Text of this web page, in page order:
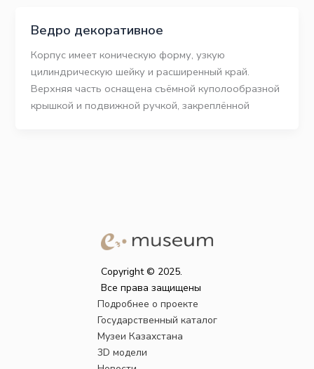
Ведро декоративное
Корпус имеет коническую форму, узкую
цилиндрическую шейку и расширенный край.
Верхняя часть оснащена съёмной куполообразной
крышкой и подвижной ручкой, закреплённой
Copyright © 2025.
Все права защищены
Подробнее о проекте
Государственный каталог
Музеи Казахстана
3D модели